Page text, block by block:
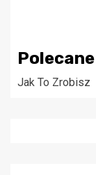
Jak To Zrobisz